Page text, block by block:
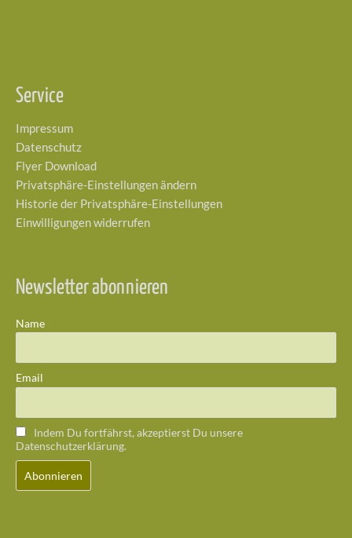
Service
Impressum
Datenschutz
Flyer Download
Privatsphäre-Einstellungen ändern
Historie der Privatsphäre-Einstellungen
Einwilligungen widerrufen
Newsletter abonnieren
Name
Email
Indem Du fortfährst, akzeptierst Du unsere
Datenschutzerklärung.